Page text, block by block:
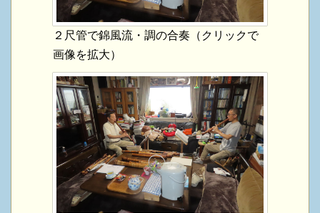
２尺管で錦風流・調の合奏（クリックで
画像を拡大）